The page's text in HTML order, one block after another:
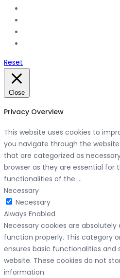
Reset
Close
Privacy Overview
This website uses cookies to
you navigate through the
that are categorized as
browser as they are essential for
functionalities of the ...
Necessary
Necessary
Always Enabled
Necessary cookies are
function properly. This category
ensures basic functionalities
website. These cookies do not
information.